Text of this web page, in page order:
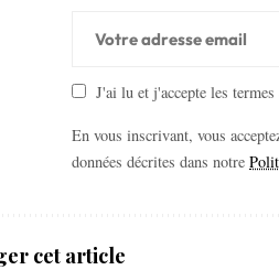
J'ai lu et j'accepte les
En vous inscrivant, vous
données décrites dans notre
cet article